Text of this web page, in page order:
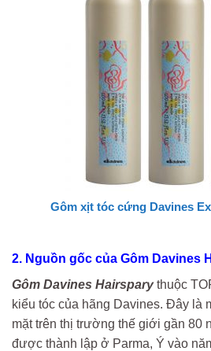
Gôm xịt tóc cứng Davines
2. Nguồn gốc của Gôm Davines
Gôm Davines Hairsparythuộc
kiểu tóc của hãng Davines. Đây là
mặt trên thị trường thế giới gần 80
được thành lập ở Parma, Ý vào